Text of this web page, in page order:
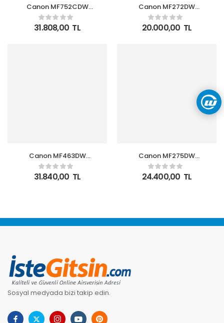
Canon MF752CDW
Yazıcı-Tarayıcı-
Fotokopi Dubleks WI-FI
Ethernet Renkli Çok
31.808,00 TL
Canon MF272DW
Yazıcı-Tarayıcı-
Fotokopi Çok
Fonksiyonlu Lazer Yazıcı
20.000,00 TL
Canon MF463DW
Yazıcı-Tarayıcı-
Fotokopi Mono Çok
Fonksiyonlu Lazer Yazıcı
31.840,00 TL
Canon MF275DW
Yazıcı-Tarayıcı-
Fotokopi Mono Çok
Fonksiyonlu Lazer Yazıcı
24.400,00 TL
Sosyal medyada bizi takip edin.